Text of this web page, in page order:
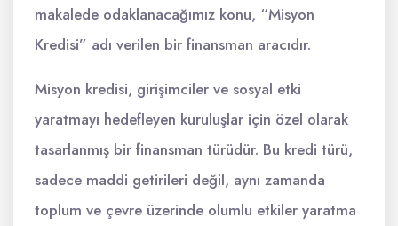
makalede odaklanacağımız konu, “Misyon
Kredisi” adı verilen bir finansman aracıdır.
Misyon kredisi, girişimciler ve sosyal etki
yaratmayı hedefleyen kuruluşlar için özel olarak
tasarlanmış bir finansman türüdür. Bu kredi türü,
sadece maddi getirileri değil, aynı zamanda
toplum ve çevre üzerinde olumlu etkiler yaratma